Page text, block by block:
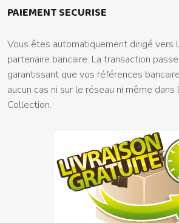
PAIEMENT SECURISE
Vous êtes automatiquement dirigé vers
partenaire bancaire. La transaction
garantissant que vos références
aucun cas ni sur le réseau ni même
Collection.